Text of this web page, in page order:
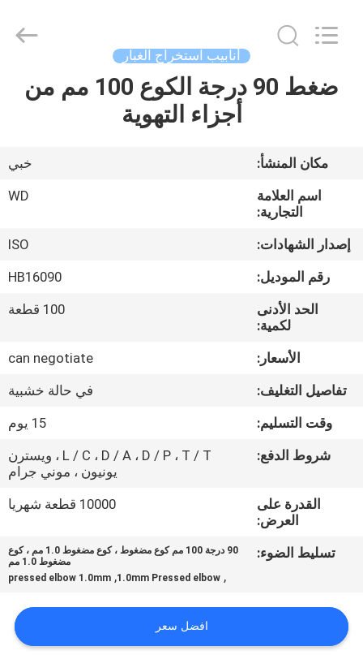
المنزل
معلومات
جولة
ضبط
الجودة
اتصل
خريطة
TRADE
CO.,LTD.
أنابيب استخراج الغبار
ضغط 90 درجة الكوع 100 مم من
أجزاء التهوية
مكان المنشأ:
خبي
اسم العلامة
التجارية:
WD
إصدار الشهادات:
ISO
رقم الموديل:
HB16090
الحد الأدنى
لكمية:
100 قطعة
الأسعار:
can negotiate
تفاصيل التغليف:
في حالة خشبية
وقت التسليم:
15 يوم
شروط الدفع:
L / C ، D / A ، D / P ، T / T ، ويسترن
يونيون ، موني جرام
القدرة على
العرض:
10000 قطعة شهريا
تسليط الضوء:
90 درجة 100 مم كوع مضغوط ، كوع مضغوط 1.0 مم ، كوع
مضغوط 1.0 مم
,
1.0mm Pressed elbow
,
pressed elbow 1.0mm
افضل سعر